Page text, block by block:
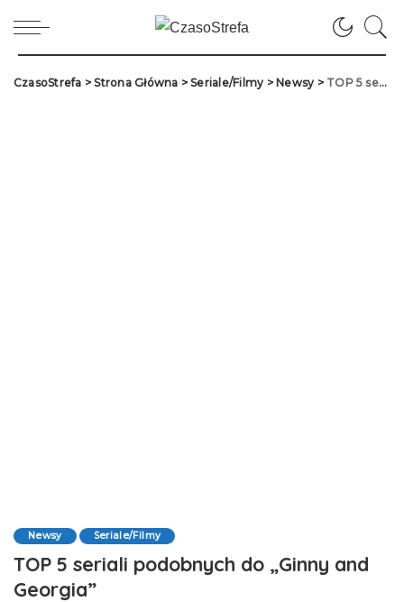
CzasoStrefa >Strona Główna >Seriale/Filmy> Newsy> TOP 5 seriali podobnych do „Ginny and Georgia”
Newsy Seriale/Filmy
TOP 5 seriali podobnych do „Ginny and
Georgia”